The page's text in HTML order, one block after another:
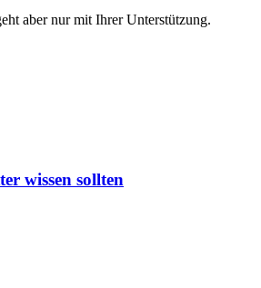
aber nur mit Ihrer Unterstützung.
wissen sollten